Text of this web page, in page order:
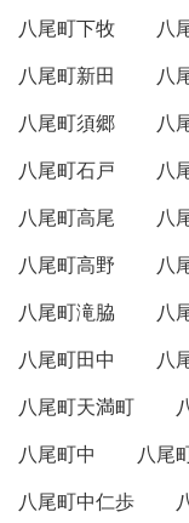
八尾町下牧
八
八尾町新田
八
八尾町須郷
八
八尾町石戸
八
八尾町高尾
八
八尾町高野
八
八尾町滝脇
八
八尾町田中
八
八尾町天満町
八尾町中
八尾
八尾町中仁歩